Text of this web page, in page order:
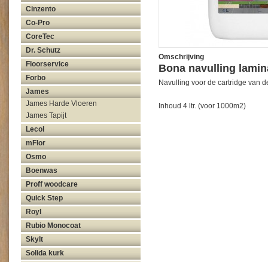
Cinzento
Co-Pro
CoreTec
Dr. Schutz
Floorservice
Forbo
James
James Harde Vloeren
James Tapijt
Lecol
mFlor
Osmo
Boenwas
Proff woodcare
Quick Step
Royl
Rubio Monocoat
Skylt
Solida kurk
Omschrijving
Bona navulling
Navulling voor de cartridge van
Inhoud 4 ltr. (voor 1000m2)